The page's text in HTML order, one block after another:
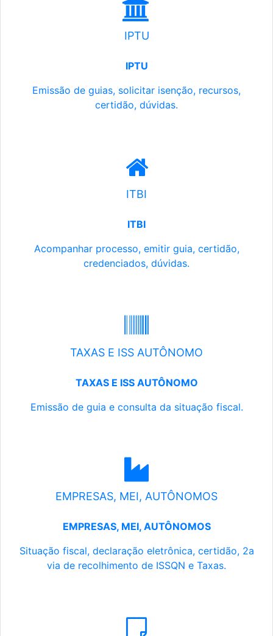
IPTU
IPTU
Emissão de guias, solicitar isenção, recursos,
certidão, dúvidas.
ITBI
ITBI
Acompanhar processo, emitir guia, certidão,
credenciados, dúvidas.
TAXAS E ISS AUTÔNOMO
TAXAS E ISS AUTÔNOMO
Emissão de guia e consulta da situação fiscal.
EMPRESAS, MEI, AUTÔNOMOS
EMPRESAS, MEI, AUTÔNOMOS
Situação fiscal, declaração eletrônica, certidão, 2a
via de recolhimento de ISSQN e Taxas.